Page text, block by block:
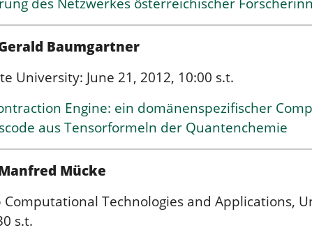
Baumgartner
University: June 21, 2012, 10:00 s.t.
Engine: ein domänenspezifischer
aus Tensorformeln der Quantenchemie
Mücke
Computational Technologies and Applications,
s.t.